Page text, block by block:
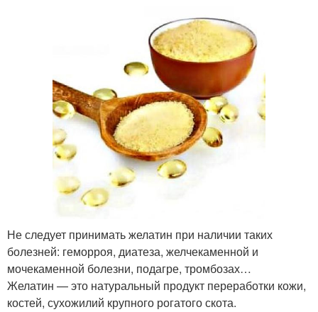
Не следует принимать желатин при наличии таких
болезней: геморроя, диатеза, желчекаменной и
мочекаменной болезни, подагре, тромбозах…
Желатин — это натуральный продукт переработки кожи,
костей, сухожилий крупного рогатого скота.